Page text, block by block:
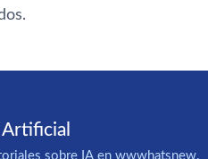
sobre IA en wwwhatsnew.